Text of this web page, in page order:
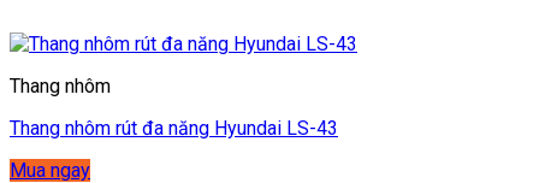
Thang nhôm
Thang nhôm rút đa năng Hyundai LS-43
Mua ngay